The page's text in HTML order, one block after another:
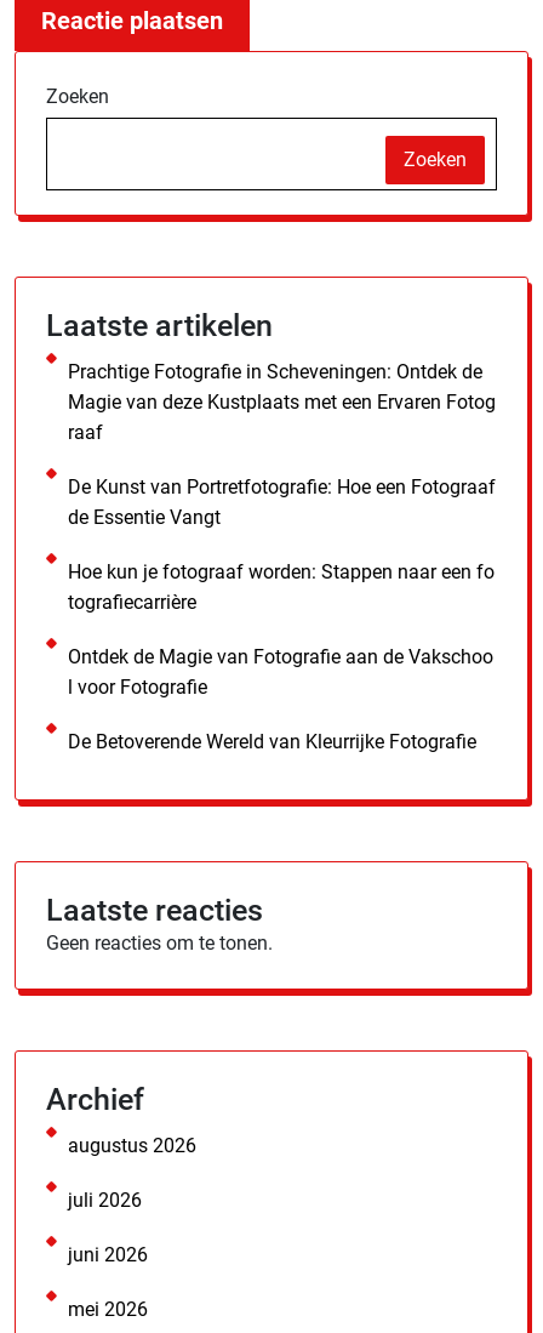
Zoeken
Zoeken
Laatste artikelen
Prachtige Fotografie in Scheveningen: Ontdek de
Magie van deze Kustplaats met een Ervaren Fotog
raaf
De Kunst van Portretfotografie: Hoe een Fotograaf
de Essentie Vangt
Hoe kun je fotograaf worden: Stappen naar een fo
tografiecarrière
Ontdek de Magie van Fotografie aan de Vakschoo
l voor Fotografie
De Betoverende Wereld van Kleurrijke Fotografie
Laatste reacties
Geen reacties om te tonen.
Archief
augustus 2026
juli 2026
juni 2026
mei 2026